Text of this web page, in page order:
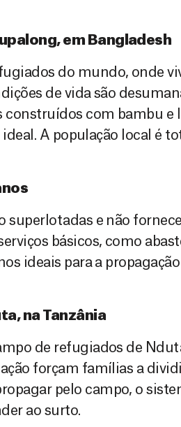
em Bangladesh
do mundo, onde
de vida são
construídos com bambu e
ideal. A população local é
superlotadas e não
básicos, como
ideais para a
na Tanzânia
de refugiados de
forçam famílias a
pelo campo, o
ao surto.